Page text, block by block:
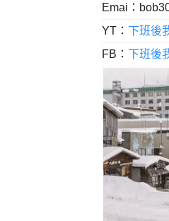
Emai：
YT：下班後
FB：下班後